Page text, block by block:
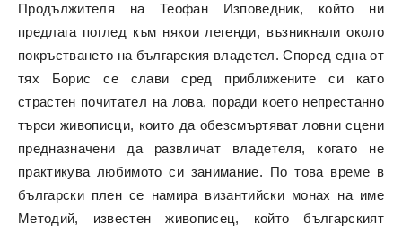
Продължителя на Теофан Изповедник, който ни
предлага поглед към някои легенди, възникнали около
покръстването на българския владетел. Според една от
тях Борис се слави сред приближените си като
страстен почитател на лова, поради което непрестанно
търси живописци, които да обезсмъртяват ловни сцени
предназначени да развличат владетеля, когато не
практикува любимото си занимание. По това време в
български плен се намира византийски монах на име
Методий, известен живописец, който българският